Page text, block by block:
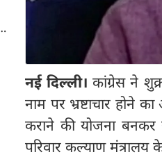
नई दिल्ली।कांग्रेस ने
नाम पर भ्रष्टाचार होने
कराने की योजना
परिवार कल्याण